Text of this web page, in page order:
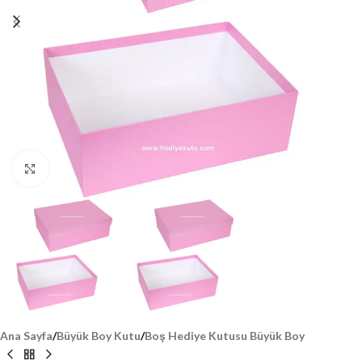
Click to enlarge
Ana Sayfa/Büyük Boy Kutu/Boş Hediye Kutusu Büyük Boy